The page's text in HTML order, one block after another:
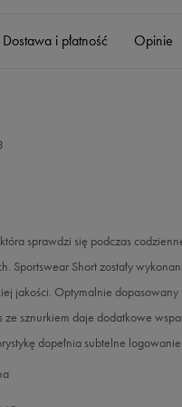
o dostępności
o dostępności
Dostawa i płatność Opinie
sprawdzi się podczas
Sportswear Short zostały
jakości. Optymalnie dopasowany
ze sznurkiem daje dodatkowe
dopełnia subtelne logowanie.